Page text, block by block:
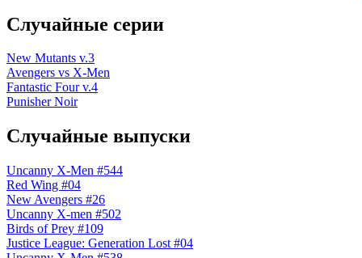
Случайные серии
New Mutants v.3
Avengers vs X-Men
Fantastic Four v.4
Punisher Noir
Случайные выпуски
Uncanny X-Men #544
Red Wing #04
New Avengers #26
Uncanny X-men #502
Birds of Prey #109
Justice League: Generation Lost #04